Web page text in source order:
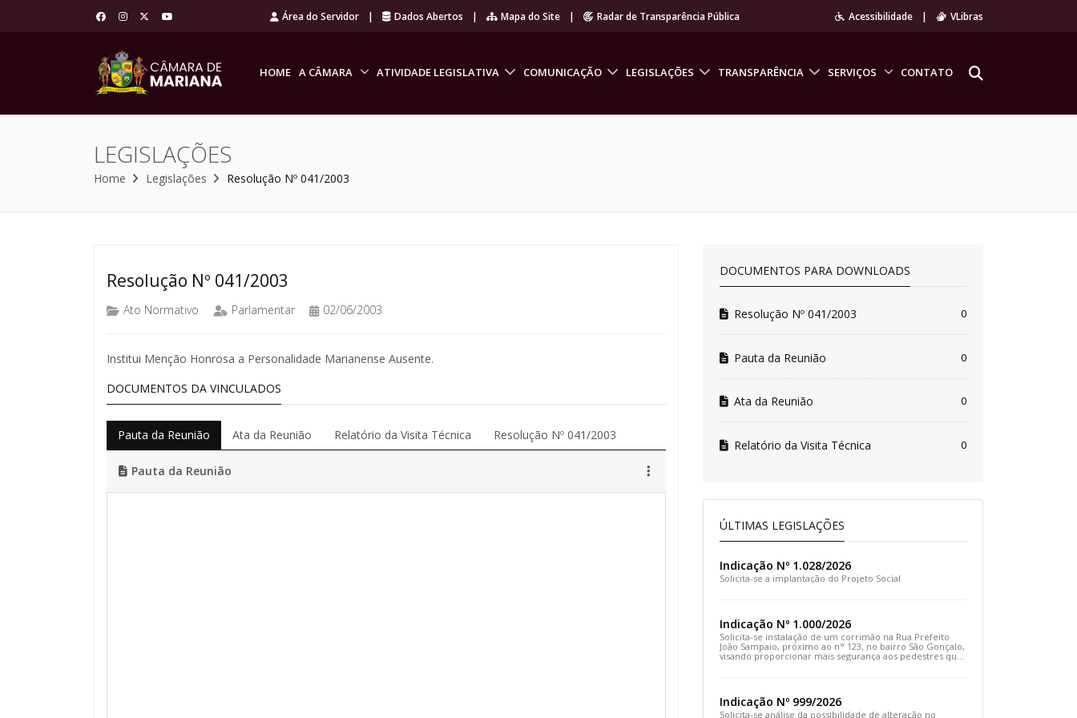
Área do Servidor | Dados Abertos | Mapa do Site | Radar de Transparência Pública Acessibilidade | VLibras
HOME A CÂMARA ATIVIDADE LEGISLATIVA COMUNICAÇÃO LEGISLAÇÕES TRANSPARÊNCIA SERVIÇOS CONTATO
LEGISLAÇÕES
Home Legislações Resolução Nº 041/2003
Resolução Nº 041/2003
Ato Normativo Parlamentar 02/06/2003
Institui Menção Honrosa a Personalidade Marianense Ausente.
DOCUMENTOS DA VINCULADOS
Pauta da Reunião Ata da Reunião Relatório da Visita Técnica Resolução Nº 041/2003
Pauta da Reunião
DOCUMENTOS PARA DOWNLOADS
Resolução Nº 041/2003 0
Pauta da Reunião 0
Ata da Reunião 0
Relatório da Visita Técnica 0
ÚLTIMAS LEGISLAÇÕES
Indicação Nº 1.028/2026
Solicita-se a implantação do Projeto Social
Indicação Nº 1.000/2026
Solicita-se instalação de um corrimão na Rua Prefeito
João Sampaio, próximo ao n° 123, no bairro São Gonçalo,
visando proporcionar mais segurança aos pedestres que
transitam pelo local
Indicação Nº 999/2026
Solicita-se análise da possibilidade de alteração no